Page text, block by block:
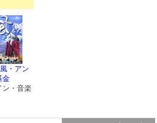
・アン
金
ン・音楽